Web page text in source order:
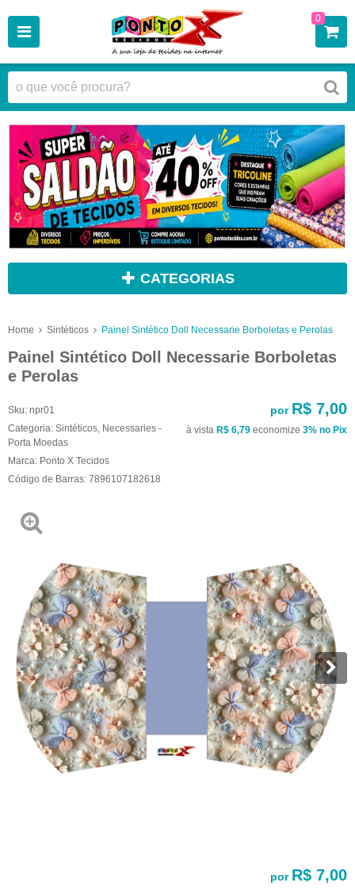
0
CATEGORIAS
Home Sintéticos Painel Sintético Doll Necessarie Borboletas e Perolas
Painel Sintético Doll Necessarie Borboletas
e Perolas
Sku: npr01
Categoria: Sintéticos, Necessaries -
Porta Moedas
Marca: Ponto X Tecidos
Código de Barras: 7896107182618
por R$ 7,00
à vista R$ 6,79 economize 3% no Pix
por R$ 7,00